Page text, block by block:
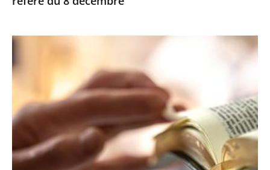
Limite
30
personnes
dans
les
établissements
de